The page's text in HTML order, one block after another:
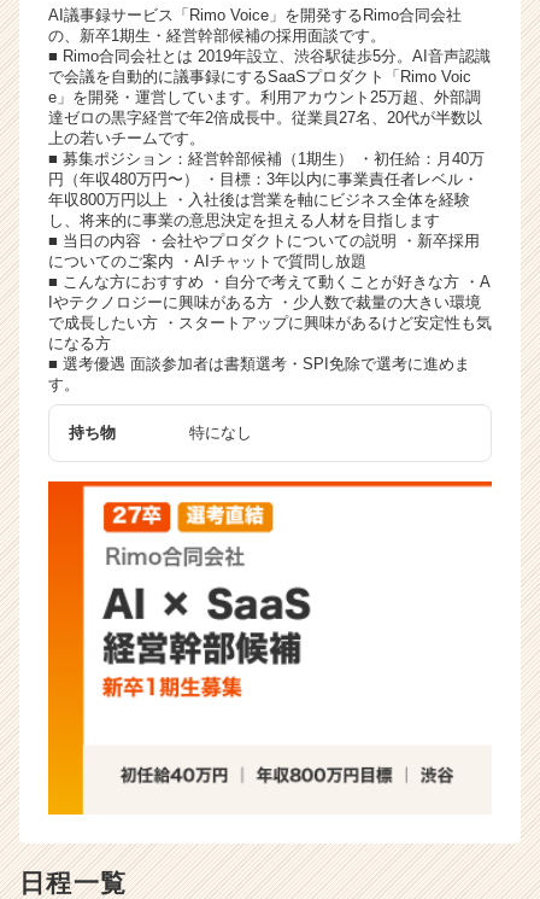
ス
カ
ウ
ト
が
く
就
活
サ
イ
ト
チ
キ
ア
（C
h
e
e
r
C
r
e
e
AI議事録サービス「Rimo Voice」を開発するRimo合同会社
の、新卒1期生・経営幹部候補の採用面談です。
■ Rimo合同会社とは 2019年設立、渋谷駅徒歩5分。AI音声認識
で会議を自動的に議事録にするSaaSプロダクト「Rimo Voic
e」を開発・運営しています。利用アカウント25万超、外部調
達ゼロの黒字経営で年2倍成長中。従業員27名、20代が半数以
上の若いチームです。
■ 募集ポジション：経営幹部候補（1期生） ・初任給：月40万
円（年収480万円〜） ・目標：3年以内に事業責任者レベル・
年収800万円以上 ・入社後は営業を軸にビジネス全体を経験
し、将来的に事業の意思決定を担える人材を目指します
■ 当日の内容 ・会社やプロダクトについての説明 ・新卒採用
についてのご案内 ・AIチャットで質問し放題
■ こんな方におすすめ ・自分で考えて動くことが好きな方 ・A
Iやテクノロジーに興味がある方 ・少人数で裁量の大きい環境
で成長したい方 ・スタートアップに興味があるけど安定性も気
になる方
■ 選考優遇 面談参加者は書類選考・SPI免除で選考に進めま
す。
持ち物 特になし
日程一覧